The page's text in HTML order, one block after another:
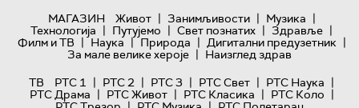
МАГАЗИН
Живот | Занимљивости | Музика |
Технологијa | Путујемо | Свет познатих | Здравље |
Филм и ТВ | Наука | Природа | Дигитални предузетник |
За мале велике хероје | Наизглед здрав
ТВ
РТС 1 | РТС 2 | РТС 3 | РТС Свет | РТС Наука |
РТС Драма | РТС Живот | РТС Класика | РТС Коло |